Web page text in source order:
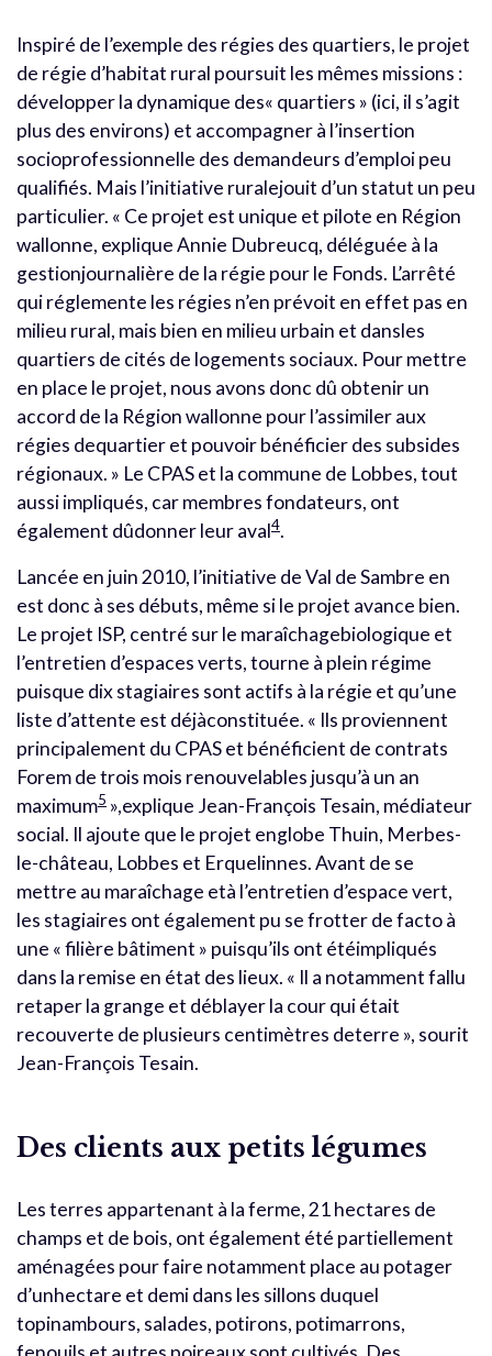
Inspiré de l’exemple des régies des quartiers, le projet
de régie d’habitat rural poursuit les mêmes missions :
développer la dynamique des« quartiers » (ici, il s’agit
plus des environs) et accompagner à l’insertion
socioprofessionnelle des demandeurs d’emploi peu
qualifiés. Mais l’initiative ruralejouit d’un statut un peu
particulier. « Ce projet est unique et pilote en Région
wallonne, explique Annie Dubreucq, déléguée à la
gestionjournalière de la régie pour le Fonds. L’arrêté
qui réglemente les régies n’en prévoit en effet pas en
milieu rural, mais bien en milieu urbain et dansles
quartiers de cités de logements sociaux. Pour mettre
en place le projet, nous avons donc dû obtenir un
accord de la Région wallonne pour l’assimiler aux
régies dequartier et pouvoir bénéficier des subsides
régionaux. » Le CPAS et la commune de Lobbes, tout
aussi impliqués, car membres fondateurs, ont
également dûdonner leur aval4.
Lancée en juin 2010, l’initiative de Val de Sambre en
est donc à ses débuts, même si le projet avance bien.
Le projet ISP, centré sur le maraîchagebiologique et
l’entretien d’espaces verts, tourne à plein régime
puisque dix stagiaires sont actifs à la régie et qu’une
liste d’attente est déjàconstituée. « Ils proviennent
principalement du CPAS et bénéficient de contrats
Forem de trois mois renouvelables jusqu’à un an
maximum5 »,explique Jean-François Tesain, médiateur
social. Il ajoute que le projet englobe Thuin, Merbes-
le-château, Lobbes et Erquelinnes. Avant de se
mettre au maraîchage età l’entretien d’espace vert,
les stagiaires ont également pu se frotter de facto à
une « filière bâtiment » puisqu’ils ont étéimpliqués
dans la remise en état des lieux. « Il a notamment fallu
retaper la grange et déblayer la cour qui était
recouverte de plusieurs centimètres deterre », sourit
Jean-François Tesain.
Des clients aux petits légumes
Les terres appartenant à la ferme, 21 hectares de
champs et de bois, ont également été partiellement
aménagées pour faire notamment place au potager
d’unhectare et demi dans les sillons duquel
topinambours, salades, potirons, potimarrons,